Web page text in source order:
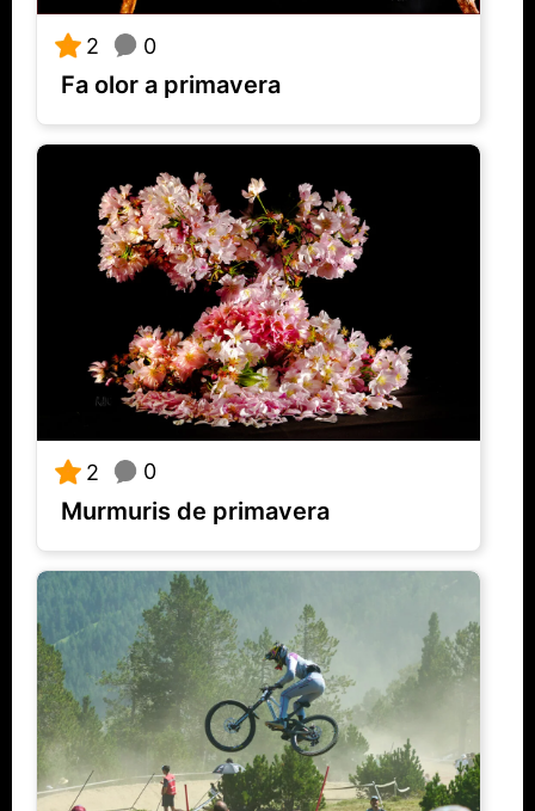
2 0
Fa olor a primavera
2 0
Murmuris de primavera